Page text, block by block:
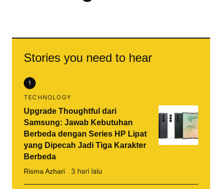
Stories you need to hear
1
TECHNOLOGY
Upgrade Thoughtful dari
Samsung: Jawab Kebutuhan
Berbeda dengan Series HP Lipat
yang Dipecah Jadi Tiga Karakter
Berbeda
Risma Azhari 3 hari lalu